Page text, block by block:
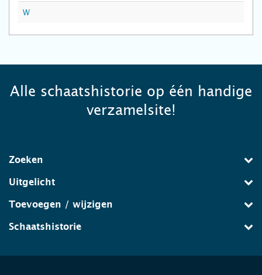
W
Alle schaatshistorie op één handige
verzamelsite!
Zoeken
Uitgelicht
Toevoegen / wijzigen
Schaatshistorie